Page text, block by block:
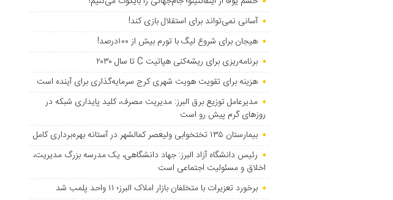
آسانی نمی‌تواند برای استقلال بازی کند!
هیجان برای شروع لیگ با تورم بیش از ۱۰۰درصد!
برنامه‌ریزی برای ریشه‌کنی هپاتیت C تا سال ۲۰۳۰
هزینه برای تقویت هویت شهری کرج سرمایه‌گذاری برای آینده است
مدیرعامل توزیع برق البرز: مدیریت مصرف، کلید پایداری شبکه در
روزهای گرم پیش رو است
بیمارستان ۱۳۵ تختخوابی ولیعصر کمالشهر در آستانه بهره‌برداری کامل
رئیس دانشگاه آزاد البرز: جهاد دانشگاهی، یک مدرسه بزرگ مدیریت،
اخلاق و مسئولیت اجتماعی است
برخورد تعزیرات با متخلفان بازار املاک البرز؛ ۱۱ واحد پلمب شد